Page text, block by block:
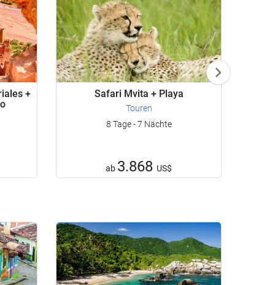
+
Safari Mvita + Playa
Touren
8 Tage - 7 Nächte
ab 3.868 US$